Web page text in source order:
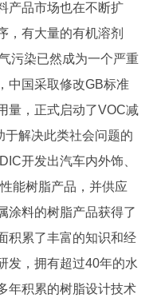
产品市场也在不断扩
，有大量的有机溶剂
污染已然成为一个严重
中国采取修改GB标准
量，正式启动了VOC减
解决此类社会问题的
开发出汽车内外饰、
能树脂产品，并供应
涂料的树脂产品获得了
积累了丰富的知识和经
发，拥有超过40年的水
年积累的树脂设计技术